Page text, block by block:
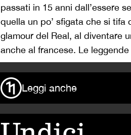
passati in 15 anni dall’essere
quella un po’ sfigata che si tifa
glamour del Real, al diventare
anche al francese. Le
Leggi anche